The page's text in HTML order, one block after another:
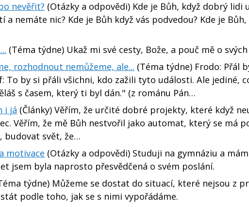
nevěřit? (Otázky a odpovědi) Kde je Bůh, když dobrý lidi
a nemáte nic? Kde je Bůh když vás podvedou? Kde je
(Téma týdne) Ukaž mi své cesty, Bože, a pouč mě o
rozhodnout nemůžeme, ale... (Téma týdne) Frodo: Přál
To by si přáli všichni, kdo zažili tyto události. Ale jediné,
s časem, který ti byl dán." (z románu Pán…
i já (Články) Věřím, že určité dobré projekty, které když
Věřím, že mě Bůh nestvořil jako automat, který se má
budovat svět, že…
motivace (Otázky a odpovědi) Studuji na gymnáziu a
jsem byla naprosto přesvědčená o svém poslání.
týdne) Můžeme se dostat do situací, které nejsou z
podle toho, jak se s nimi vypořádáme.